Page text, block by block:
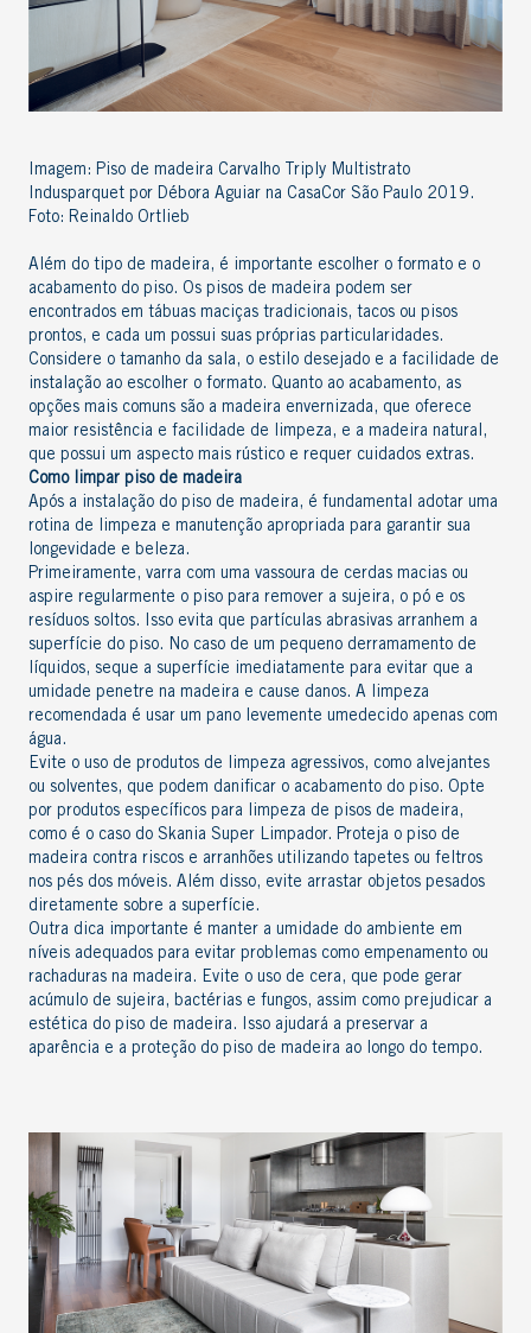
Imagem: Piso de madeira Carvalho Triply Multistrato
Indusparquet por Débora Aguiar na CasaCor São Paulo 2019.
Foto: Reinaldo Ortlieb
Além do tipo de madeira, é importante escolher o formato e o
acabamento do piso. Os pisos de madeira podem ser
encontrados em tábuas maciças tradicionais, tacos ou pisos
prontos, e cada um possui suas próprias particularidades.
Considere o tamanho da sala, o estilo desejado e a facilidade de
instalação ao escolher o formato. Quanto ao acabamento, as
opções mais comuns são a madeira envernizada, que oferece
maior resistência e facilidade de limpeza, e a madeira natural,
que possui um aspecto mais rústico e requer cuidados extras.
Como limpar piso de madeira
Após a instalação do piso de madeira, é fundamental adotar uma
rotina de limpeza e manutenção apropriada para garantir sua
longevidade e beleza.
Primeiramente, varra com uma vassoura de cerdas macias ou
aspire regularmente o piso para remover a sujeira, o pó e os
resíduos soltos. Isso evita que partículas abrasivas arranhem a
superfície do piso. No caso de um pequeno derramamento de
líquidos, seque a superfície imediatamente para evitar que a
umidade penetre na madeira e cause danos. A limpeza
recomendada é usar um pano levemente umedecido apenas com
água.
Evite o uso de produtos de limpeza agressivos, como alvejantes
ou solventes, que podem danificar o acabamento do piso. Opte
por produtos específicos para limpeza de pisos de madeira,
como é o caso do Skania Super Limpador. Proteja o piso de
madeira contra riscos e arranhões utilizando tapetes ou feltros
nos pés dos móveis. Além disso, evite arrastar objetos pesados
diretamente sobre a superfície.
Outra dica importante é manter a umidade do ambiente em
níveis adequados para evitar problemas como empenamento ou
rachaduras na madeira . Evite o uso de cera, que pode gerar
acúmulo de sujeira, bactérias e fungos, assim como prejudicar a
estética do piso de madeira. Isso ajudará a preservar a
aparência e a proteção do piso de madeira ao longo do tempo.